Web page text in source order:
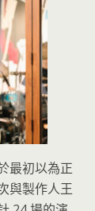
最初以為正
與製作人王